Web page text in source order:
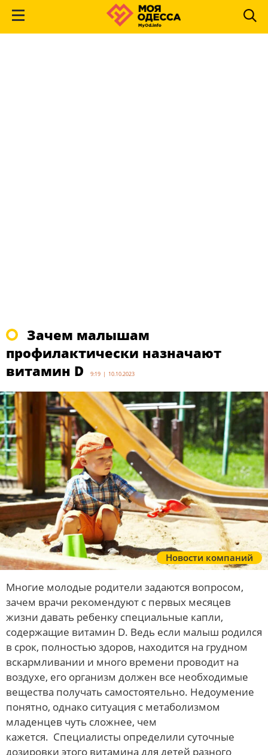
Зачем малышам
профилактически назначают
витамин D
9:19 | 10.10.2023
Новости компаний
Многие молодые родители задаются вопросом,
зачем врачи рекомендуют с первых месяцев
жизни давать ребенку специальные капли,
содержащие витамин D. Ведь если малыш родился
в срок, полностью здоров, находится на грудном
вскармливании и много времени проводит на
воздухе, его организм должен все необходимые
вещества получать самостоятельно. Недоумение
понятно, однако ситуация с метаболизмом
младенцев чуть сложнее, чем
кажется. Специалисты определили суточные
дозировки этого витамина для детей разного